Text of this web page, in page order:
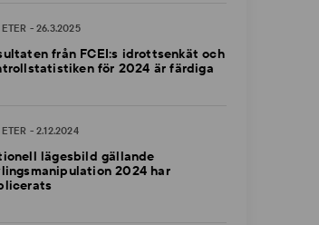
- 26.3.2025
från FCEI:s idrottsenkät och
för 2024 är färdiga
- 2.12.2024
lägesbild gällande
2024 har